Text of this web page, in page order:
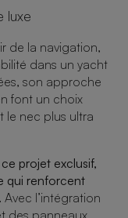
luxe
de la navigation,
dans un yacht
son approche
font un choix
le nec plus ultra
projet exclusif,
qui renforcent
Avec l’intégration